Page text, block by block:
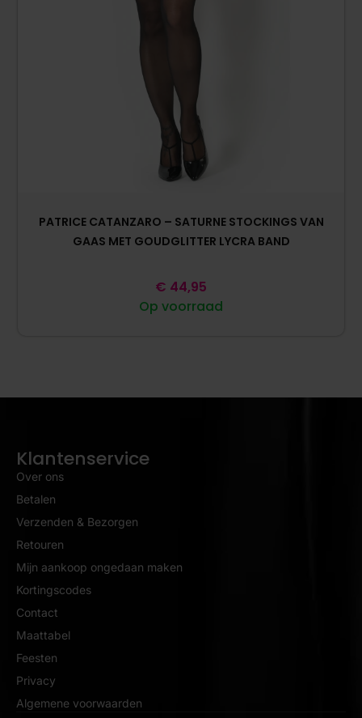
PATRICE CATANZARO – SATURNE STOCKINGS VAN
GAAS MET GOUDGLITTER LYCRA BAND
Op voorraad
€ 44,95
Klantenservice
Over ons
Betalen
Verzenden & Bezorgen
Retouren
Mijn aankoop ongedaan maken
Kortingscodes
Contact
Maattabel
Feesten
Privacy
Algemene voorwaarden